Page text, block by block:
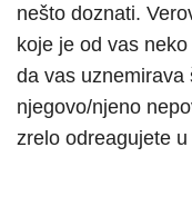
nešto doznati.
koje je od vas
da vas uznemirava
njegovo/njeno
zrelo odreagujete